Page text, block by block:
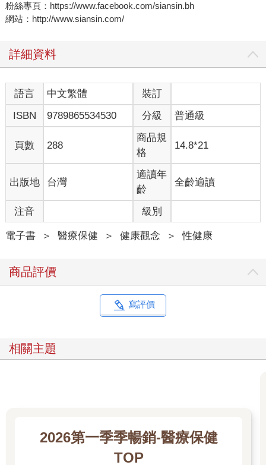
粉絲專頁：https://www.facebook.com/siansin.bh
網站：http://www.siansin.com/
詳細資料
語言 中文繁體
裝訂
ISBN
9789865534530 分級 普通級
頁數 288
商品規
格
14.8*21
出版地 台灣
適讀年
齡
全齡適讀
注音 級別
電子書 ＞ 醫療保健 ＞ 健康觀念 ＞ 性健康
商品評價
寫評價
相關主題
2026第一季季暢銷-醫療保健
TOP